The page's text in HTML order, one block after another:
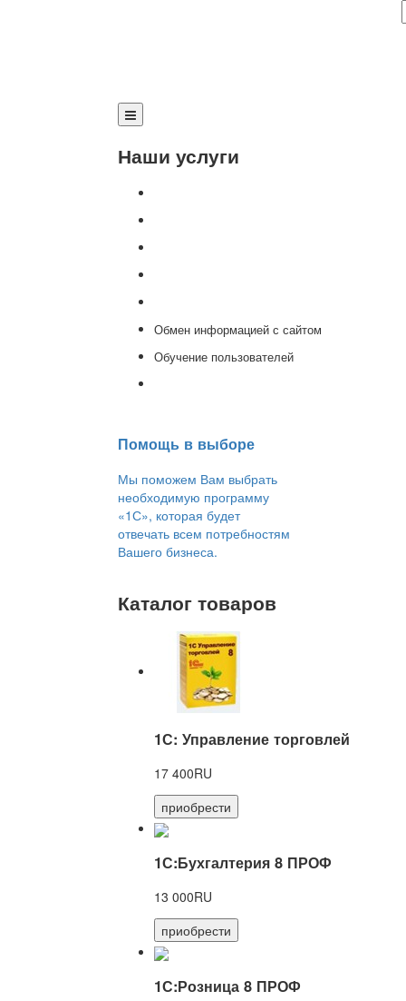
Наши услуги
Обмен информацией с сайтом
Обучение пользователей
Помощь в выборе
Мы поможем Вам выбрать
необходимую программу
«1С», которая будет
отвечать всем потребностям
Вашего бизнеса.
Каталог товаров
1С: Управление торговлей
17 400RU
приобрести
1С:Бухгалтерия 8 ПРОФ
13 000RU
приобрести
1С:Розница 8 ПРОФ